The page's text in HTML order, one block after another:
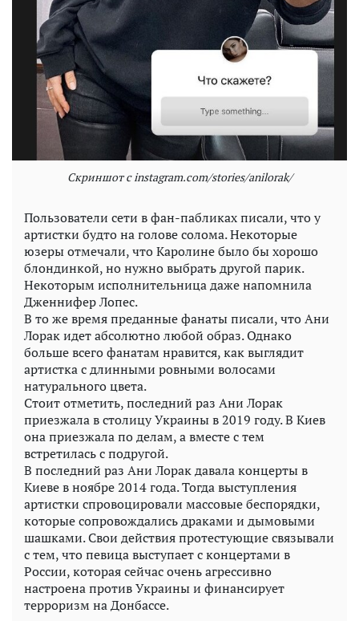
Скриншот с instagram.com/stories/anilorak/
Пользователи сети в фан-пабликах писали, что у
артистки будто на голове солома. Некоторые
юзеры отмечали, что Каролине было бы хорошо
блондинкой, но нужно выбрать другой парик.
Некоторым исполнительница даже напомнила
Дженнифер Лопес.
В то же время преданные фанаты писали, что Ани
Лорак идет абсолютно любой образ. Однако
больше всего фанатам нравится, как выглядит
артистка с длинными ровными волосами
натурального цвета.
Стоит отметить, последний раз Ани Лорак
приезжала в столицу Украины в 2019 году. В Киев
она приезжала по делам, а вместе с тем
встретилась с подругой.
В последний раз Ани Лорак давала концерты в
Киеве в ноябре 2014 года. Тогда выступления
артистки спровоцировали массовые беспорядки,
которые сопровождались драками и дымовыми
шашками. Свои действия протестующие связывали
с тем, что певица выступает с концертами в
России, которая сейчас очень агрессивно
настроена против Украины и финансирует
терроризм на Донбассе.